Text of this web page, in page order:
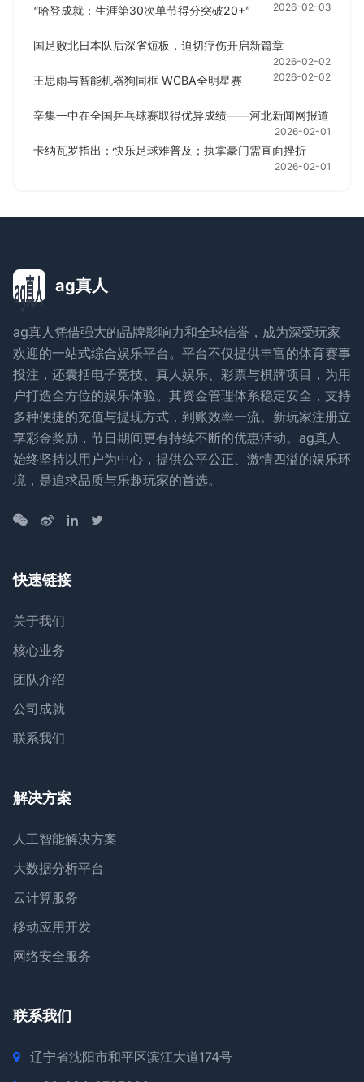
“哈登成就：生涯第30次单节得分突破20+” 2026-02-03
国足败北日本队后深省短板，迫切疗伤开启新篇章
2026-02-02
王思雨与智能机器狗同框 WCBA全明星赛 2026-02-02
辛集一中在全国乒乓球赛取得优异成绩——河北新闻网报道
2026-02-01
卡纳瓦罗指出：快乐足球难普及；执掌豪门需直面挫折
2026-02-01
ag真人
ag真人凭借强大的品牌影响力和全球信誉，成为深受玩家
欢迎的一站式综合娱乐平台。平台不仅提供丰富的体育赛事
投注，还囊括电子竞技、真人娱乐、彩票与棋牌项目，为用
户打造全方位的娱乐体验。其资金管理体系稳定安全，支持
多种便捷的充值与提现方式，到账效率一流。新玩家注册立
享彩金奖励，节日期间更有持续不断的优惠活动。ag真人
始终坚持以用户为中心，提供公平公正、激情四溢的娱乐环
境，是追求品质与乐趣玩家的首选。
快速链接
关于我们
核心业务
团队介绍
公司成就
联系我们
解决方案
人工智能解决方案
大数据分析平台
云计算服务
移动应用开发
网络安全服务
联系我们
辽宁省沈阳市和平区滨江大道174号